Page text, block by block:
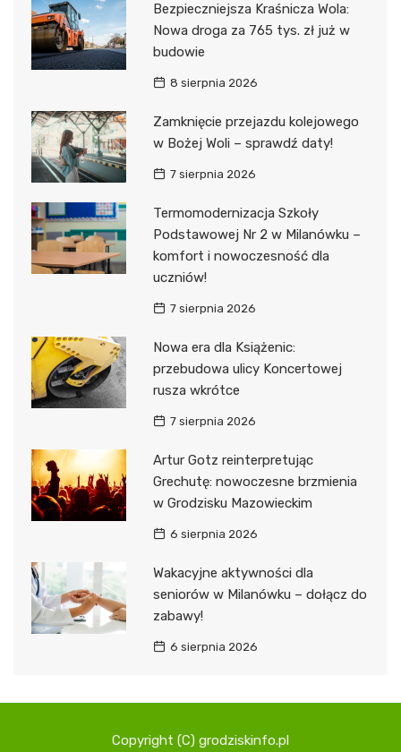
Bezpieczniejsza Kraśnicza Wola:
Nowa droga za 765 tys. zł już w
budowie
8 sierpnia 2026
Zamknięcie przejazdu kolejowego
w Bożej Woli – sprawdź daty!
7 sierpnia 2026
Termomodernizacja Szkoły
Podstawowej Nr 2 w Milanówku –
komfort i nowoczesność dla
uczniów!
7 sierpnia 2026
Nowa era dla Książenic:
przebudowa ulicy Koncertowej
rusza wkrótce
7 sierpnia 2026
Artur Gotz reinterpretując
Grechutę: nowoczesne brzmienia
w Grodzisku Mazowieckim
6 sierpnia 2026
Wakacyjne aktywności dla
seniorów w Milanówku – dołącz do
zabawy!
6 sierpnia 2026
Copyright (C) grodziskinfo.pl